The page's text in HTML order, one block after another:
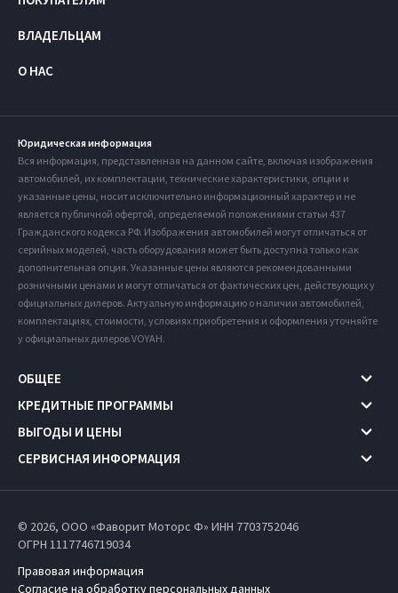
ВЛАДЕЛЬЦАМ
О НАС
Юридическая информация
Вся информация, представленная на данном сайте, включая изображения
автомобилей, их комплектации, технические характеристики, опции и
указанные цены, носит исключительно информационный характер и не
является публичной офертой, определяемой положениями статьи 437
Гражданского кодекса РФ. Изображения автомобилей могут отличаться от
серийных моделей, часть оборудования может быть доступна только как
дополнительная опция. Указанные цены являются рекомендованными
розничными ценами и могут отличаться от фактических цен, действующих у
официальных дилеров. Актуальную информацию о наличии автомобилей,
комплектациях, стоимости, условиях приобретения и оформления уточняйте
у официальных дилеров VOYAH.
ОБЩЕЕ
КРЕДИТНЫЕ ПРОГРАММЫ
ВЫГОДЫ И ЦЕНЫ
СЕРВИСНАЯ ИНФОРМАЦИЯ
© 2026, ООО «Фаворит Моторс Ф» ИНН 7703752046
ОГРН 1117746719034
Правовая информация
Согласие на обработку персональных данных